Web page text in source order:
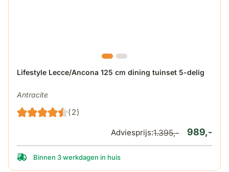
Lifestyle Lecce/Ancona 125 cm dining tuinset 5-delig
Antracite
(2)
De prijs is afhankelijk van de gekozen opties op de
989,-
Adviesprijs:1.395,-
Binnen 3 werkdagen in huis